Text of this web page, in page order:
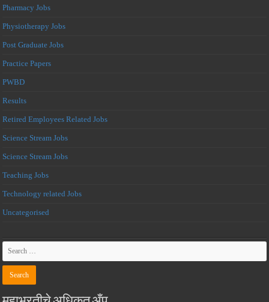
Pharmacy Jobs
Physiotherapy Jobs
Post Graduate Jobs
Practice Papers
PWBD
Results
Retired Employees Related Jobs
Science Stream Jobs
Science Stream Jobs
Teaching Jobs
Technology related Jobs
Uncategorised